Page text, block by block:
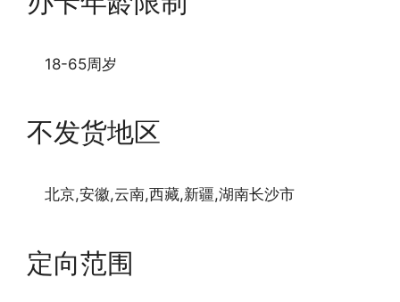
18-65周岁
不发货地区
北京,安徽,云南,西藏,新疆,湖南长沙市
定向范围